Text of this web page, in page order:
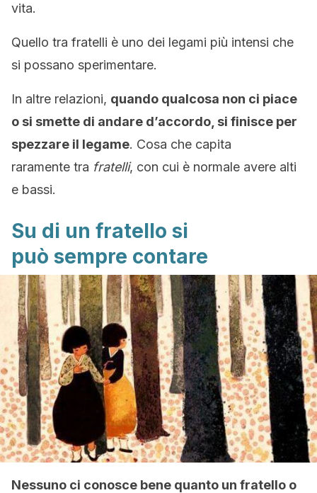
vita.
Quello tra fratelli è uno dei legami più intensi che
si possano sperimentare.
In altre relazioni, quando qualcosa non ci piace
o si smette di andare d’accordo, si finisce per
spezzare il legame. Cosa che capita
raramente tra fratelli, con cui è normale avere alti
e bassi.
Su di un fratello si
può sempre contare
Nessuno ci conosce bene quanto un fratello o